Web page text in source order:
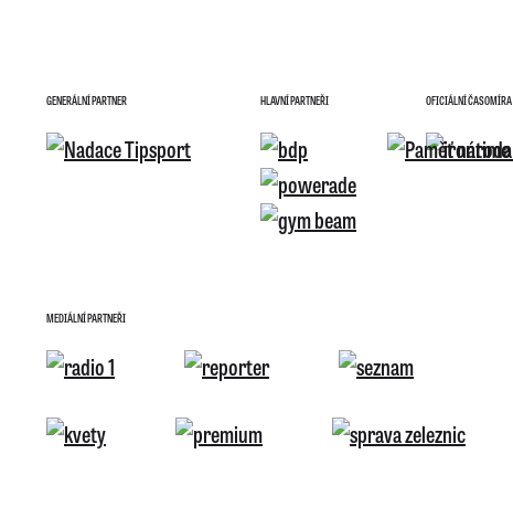
GENERÁLNÍ PARTNER HLAVNÍ PARTNEŘI OFICIÁLNÍ ČASOMÍRA
MEDIÁLNÍ PARTNEŘI